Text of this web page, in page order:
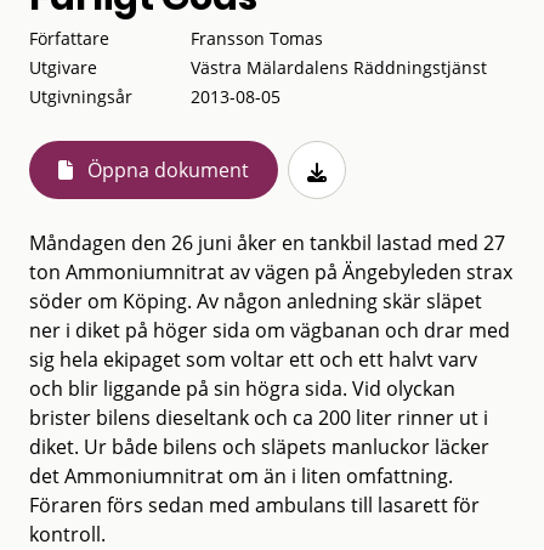
Författare
Fransson Tomas
Utgivare
Västra Mälardalens Räddningstjänst
Utgivningsår
2013-08-05
Öppna dokument
Måndagen den 26 juni åker en tankbil lastad med 27
ton Ammoniumnitrat av vägen på Ängebyleden strax
söder om Köping. Av någon anledning skär släpet
ner i diket på höger sida om vägbanan och drar med
sig hela ekipaget som voltar ett och ett halvt varv
och blir liggande på sin högra sida. Vid olyckan
brister bilens dieseltank och ca 200 liter rinner ut i
diket. Ur både bilens och släpets manluckor läcker
det Ammoniumnitrat om än i liten omfattning.
Föraren förs sedan med ambulans till lasarett för
kontroll.